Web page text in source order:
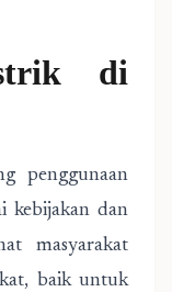
di
penggunaan
kebijakan dan
masyarakat
baik untuk